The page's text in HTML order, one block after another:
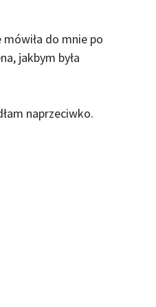
mówiła do mnie po
jakbym była
naprzeciwko.